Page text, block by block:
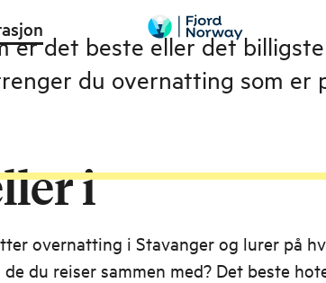
i
er det beste eller det
du overnatting som er
overnatting i Stavanger og lurer på
du reiser sammen med? Det beste